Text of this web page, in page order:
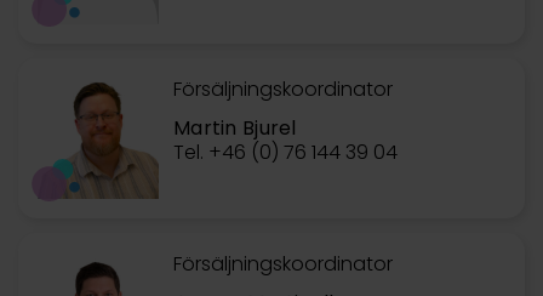
Försäljningskoordinator
Martin Bjurel
Tel. +46 (0) 76 144 39 04
Försäljningskoordinator